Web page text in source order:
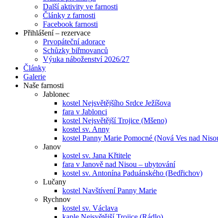
Další aktivity ve farnosti
Články z farnosti
Facebook farnosti
Přihlášení – rezervace
Prvopáteční adorace
Schůzky biřmovanců
Výuka náboženství 2026/27
Články
Galerie
Naše farnosti
Jablonec
kostel Nejsvětějšího Srdce Ježíšova
fara v Jablonci
kostel Nejsvětější Trojice (Mšeno)
kostel sv. Anny
kostel Panny Marie Pomocné (Nová Ves nad
Janov
kostel sv. Jana Křtitele
fara v Janově nad Nisou – ubytování
kostel sv. Antonína Paduánského (Bedřichov)
Lučany
kostel Navštívení Panny Marie
Rychnov
kostel sv. Václava